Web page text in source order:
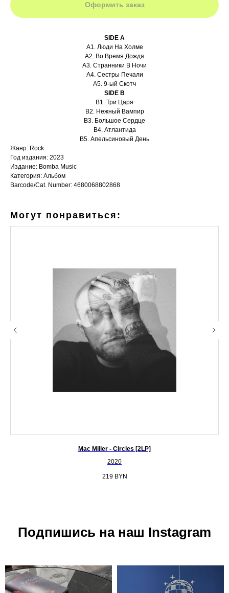
Оформить заказ
SIDE A
A1. Люди На Холме
A2. Во Время Дождя
A3. Странники В Ночи
A4. Сестры Печали
A5. 9-ый Скотч
SIDE B
B1. Три Царя
B2. Нежный Вампир
B3. Большое Сердце
B4. Атлантида
B5. Апельсиновый День
Жанр: Rock
Год издания: 2023
Издание: Bomba Music
Категория: Альбом
Barcode/Cat. Number: 4680068802868
Могут понравиться:
Mac Miller - Circles [2LP]
2020
219 BYN
Подпишись на наш Instagram